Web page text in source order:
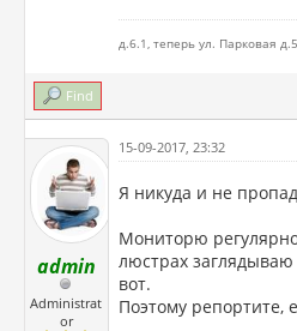
д.6.1, теперь ул. Парковая
Find
admin
Administrat
or
15-09-2017, 23:32
Я никуда и не
Мониторю
люстрах заглядываю
вот.
Поэтому репортите,